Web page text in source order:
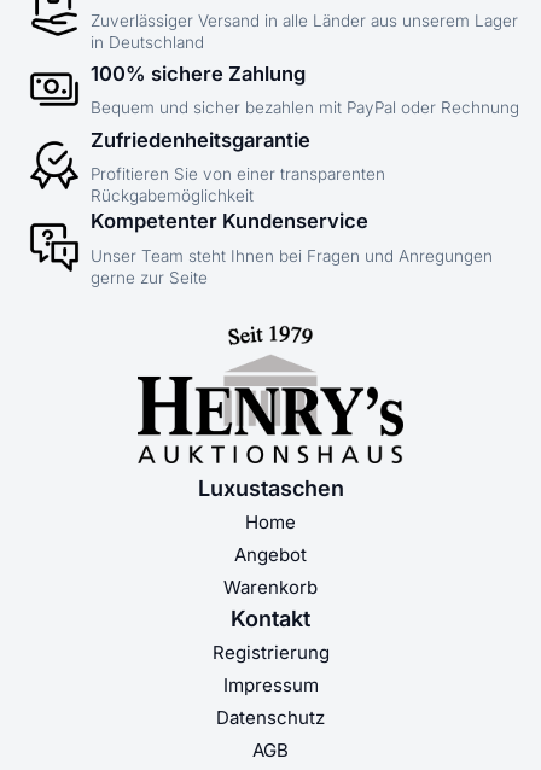
Zuverlässiger Versand in alle Länder aus unserem Lager
in Deutschland
100% sichere Zahlung
Bequem und sicher bezahlen mit PayPal oder Rechnung
Zufriedenheitsgarantie
Profitieren Sie von einer transparenten
Rückgabemöglichkeit
Kompetenter Kundenservice
Unser Team steht Ihnen bei Fragen und Anregungen
gerne zur Seite
Luxustaschen
Home
Angebot
Warenkorb
Kontakt
Registrierung
Impressum
Datenschutz
AGB